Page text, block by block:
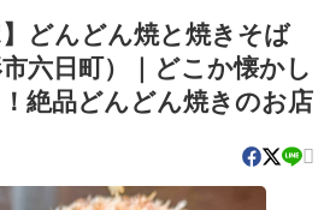
】どんどん焼と焼きそば
六日町）｜どこか懐かし
絶品どんどん焼きのお店
